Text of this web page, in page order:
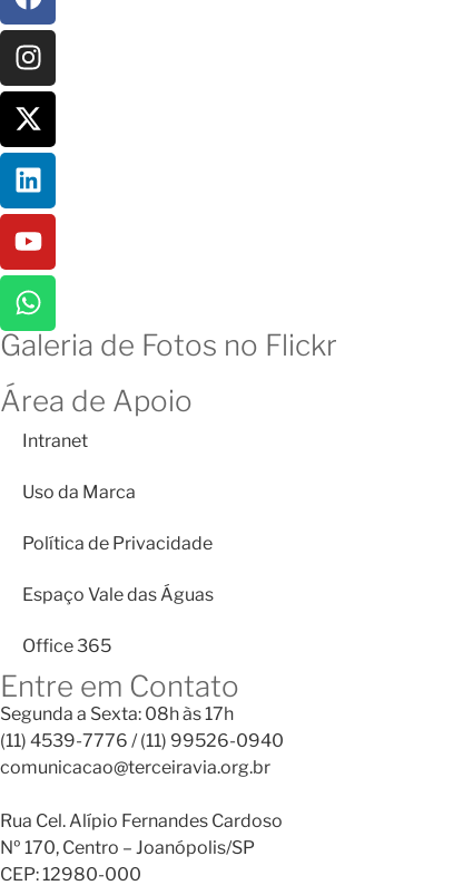
Galeria de Fotos no Flickr
Área de Apoio
Intranet
Uso da Marca
Política de Privacidade
Espaço Vale das Águas
Office 365
Entre em Contato
Segunda a Sexta: 08h às 17h
(11) 4539-7776 / (11) 99526-0940
comunicacao@terceiravia.org.br
Rua Cel. Alípio Fernandes Cardoso
Nº 170, Centro – Joanópolis/SP
CEP: 12980-000